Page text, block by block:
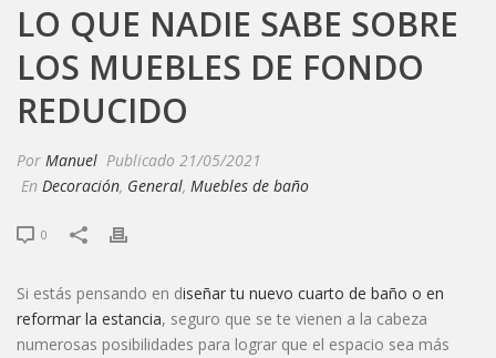
LO QUE NADIE SABE SOBRE
LOS MUEBLES DE FONDO
REDUCIDO
Por Manuel Publicado 21/05/2021
En Decoración, General, Muebles de baño
0
Si estás pensando en diseñar tu nuevo cuarto de baño o en
reformar la estancia, seguro que se te vienen a la cabeza
numerosas posibilidades para lograr que el espacio sea más